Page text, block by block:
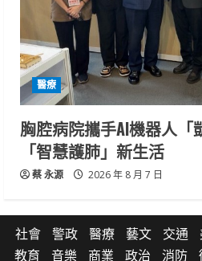
醫療
胸腔病院攜手AI機器人「
「智慧護肺」新生活
蔡 永源 2026 年 8 月 7 日
社會 警政 醫療 藝文 交通
教育
音樂 商業 政治 消防